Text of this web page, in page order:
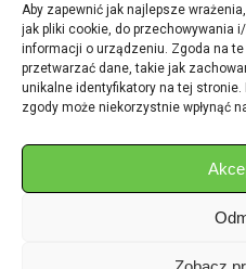
Aby zapewnić jak najlepsze
jak pliki cookie, do przechowywania
informacji o urządzeniu. Zgoda na
przetwarzać dane, takie jak
unikalne identyfikatory na tej
zgody może niekorzystnie wpłynąć
Sprzedaż internetowa
Tel:605 603 753
Sprzedaż detaliczna